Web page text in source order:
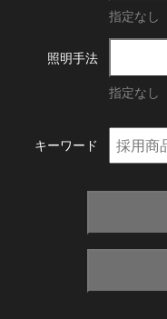
指定なし
照明手法
指定なし
キーワード